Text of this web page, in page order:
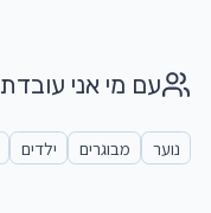
עם מי אני עובדת
נוער מבוגרים ילדים